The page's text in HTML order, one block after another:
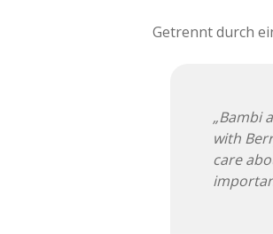
Getrennt durch
„Bambi
with
care